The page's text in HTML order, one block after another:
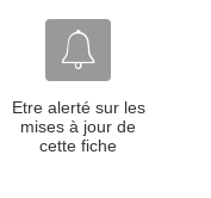
Etre alerté sur les
mises à jour de
cette fiche